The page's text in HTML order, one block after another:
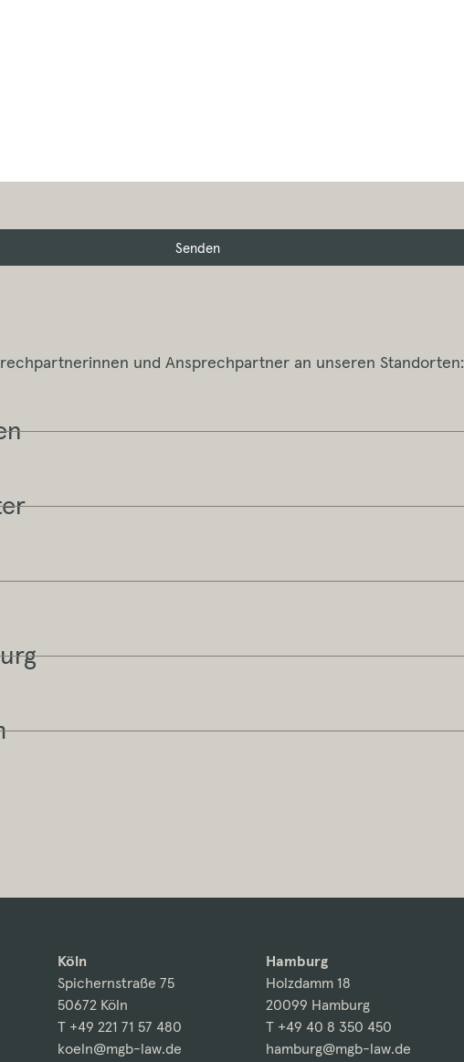
Senden
und Ansprechpartner an unseren Standorten:
Köln
Spichernstraße 75
50672 Köln
T +49 221 71 57 480
koeln@mgb-law.de
Hamburg
Holzdamm 18
20099 Hamburg
T +49 40 8 350 450
hamburg@mgb-law.de